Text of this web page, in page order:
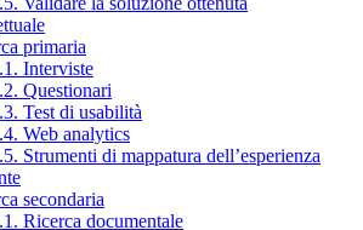
primaria
Interviste
Questionari
Test di usabilità
Web analytics
Strumenti di mappatura dell’esperienza
secondaria
Ricerca documentale